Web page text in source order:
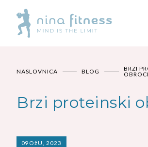
NASLOVNICA BLOG
BRZI
OBROCI
Brzi proteinski
09 OžU, 2023